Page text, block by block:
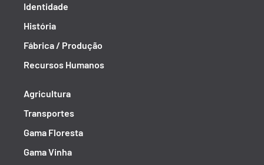
Identidade
História
Fábrica / Produção
Recursos Humanos
Agricultura
Transportes
Gama Floresta
Gama Vinha